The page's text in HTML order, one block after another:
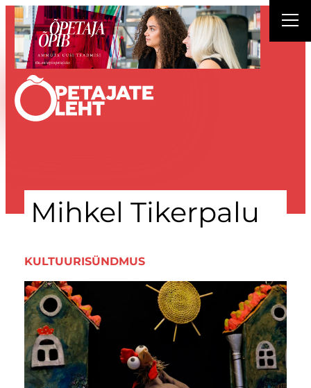
Liigu
sisu
juurde
Mihkel Tikerpalu
KULTUURISÜNDMUS